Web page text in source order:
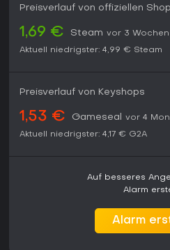
30 Tage.
Wer in Gruppen blüht, wo Bluff
findet hier Replay-Wert durch
und Modi. Casual-Spieler mit
Community und präzisen
Preisverlauf von offiziellen
1,69 € Steam vor 3 Wochen
Aktuell niedrigster: 4,99 € Steam
Preisverlauf von Keyshops
1,53 € Gameseal
vor 4
Aktuell niedrigster: 4,17 € G2A
Auf besseres
Alarm
Alarm